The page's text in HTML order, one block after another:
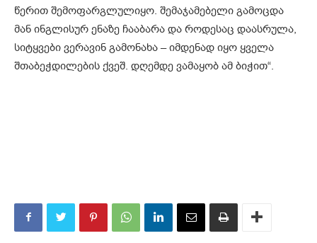
წერით შემოფარგლულიყო. შემაჯამებელი გამოცდა
მან ინგლისურ ენაზე ჩააბარა და როდესაც დაასრულა,
სიტყვები ვერავინ გამონახა – იმდენად იყო ყველა
შთაბეჭდილების ქვეშ. დღემდე ვამაყობ ამ ბიჭით“.